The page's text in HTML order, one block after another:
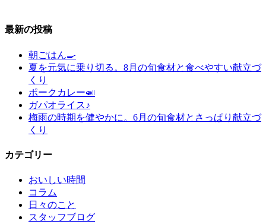
最新の投稿
朝ごはん🍳
夏を元気に乗り切る。8月の旬食材と食べやすい献立づ
くり
ポークカレー🍛
ガパオライス♪
梅雨の時期を健やかに。6月の旬食材とさっぱり献立づ
くり
カテゴリー
おいしい時間
コラム
日々のこと
スタッフブログ